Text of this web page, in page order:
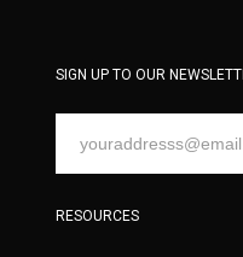
SIGN UP TO OUR
RESOURCES